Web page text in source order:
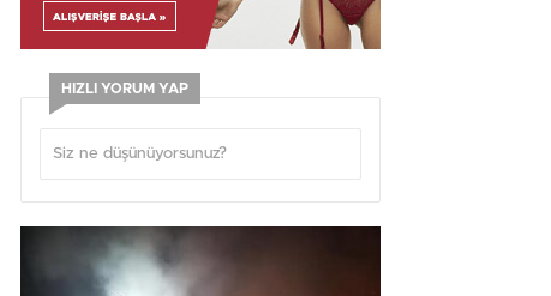
HIZLI YORUM YAP